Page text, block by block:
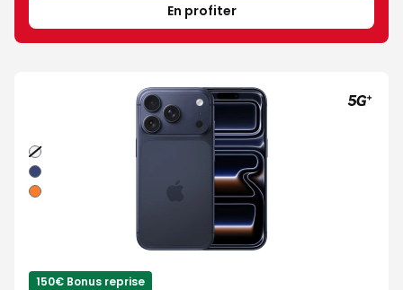
En profiter
Argent
Bleu
intense
Orange
cosmique
150€ Bonus reprise